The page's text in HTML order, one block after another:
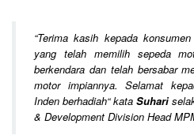
“Terima kasih kepada
yang telah memilih sepeda
berkendara dan telah bersabar
motor impiannya. Selamat
Inden berhadiah“ kata Suhari
& Development Division Head